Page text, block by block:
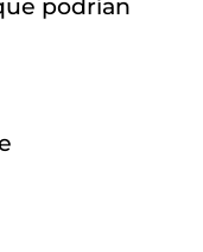
podrían